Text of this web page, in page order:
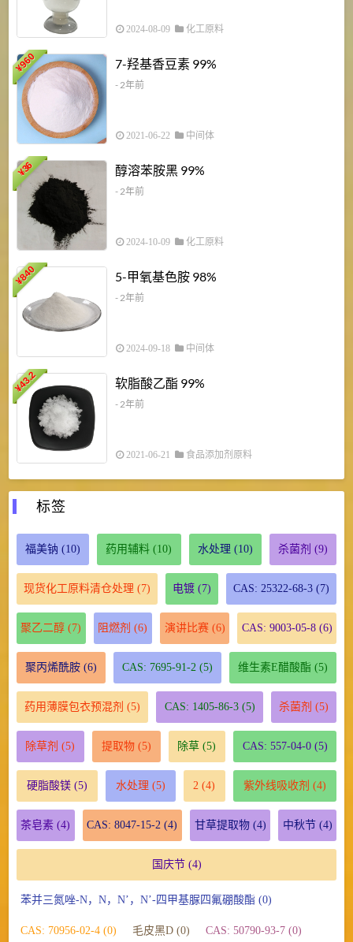
2024-08-09 化工原料
¥
960 7-羟基香豆素 99%
- 2年前
2021-06-22 中间体
¥
36 醇溶苯胺黑 99%
- 2年前
2024-10-09 化工原料
¥
840 5-甲氧基色胺 98%
- 2年前
2024-09-18 中间体
¥
43.2 软脂酸乙酯 99%
- 2年前
2021-06-21 食品添加剂原料
标签
福美钠 (10) 药用辅料 (10) 水处理 (10) 杀菌剂 (9)
现货化工原料清仓处理 (7) 电镀 (7) CAS: 25322-68-3 (7)
聚乙二醇 (7) 阻燃剂 (6) 演讲比赛(6) CAS: 9003-05-8(6)
聚丙烯酰胺(6) CAS: 7695-91-2 (5) 维生素E醋酸酯 (5)
药用薄膜包衣预混剂 (5) CAS: 1405-86-3(5) 杀菌剂 (5)
除草剂 (5) 提取物(5) 除草 (5) CAS: 557-04-0(5)
硬脂酸镁(5) 水处理 (5) 2 (4) 紫外线吸收剂 (4)
茶皂素 (4) CAS: 8047-15-2 (4) 甘草提取物(4) 中秋节(4)
国庆节(4)
苯并三氮唑-N，N，N’，N’-四甲基脲四氟硼酸酯 (0)
CAS: 70956-02-4 (0) 毛皮黑D (0) CAS: 50790-93-7 (0)